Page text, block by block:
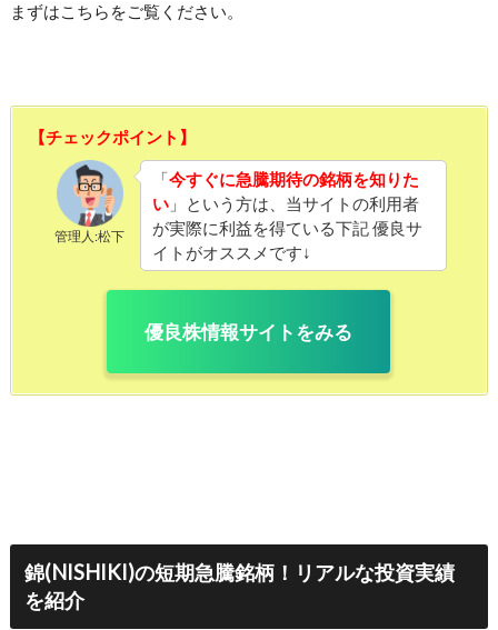
まずはこちらをご覧ください。
【チェックポイント】
管理人:松下
「今すぐに急騰期待の銘柄を知りた
い」という方は、当サイトの利用者
が実際に利益を得ている下記 優良サ
イトがオススメです↓
優良株情報サイトをみる
錦(NISHIKI)の短期急騰銘柄！リアルな投資実績
を紹介